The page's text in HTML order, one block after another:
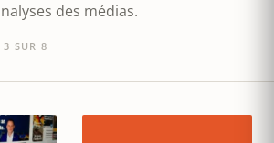
des médias.
3 SUR 8